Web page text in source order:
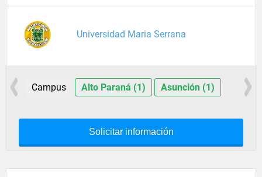
Universidad Maria Serrana
Campus Alto Paraná (1) Asunción (1)
Solicitar información